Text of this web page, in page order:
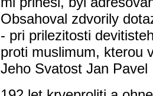
Obsahoval zdvorily
- pri prilezitosti
proti muslimum, kterou
Jeho Svatost Jan